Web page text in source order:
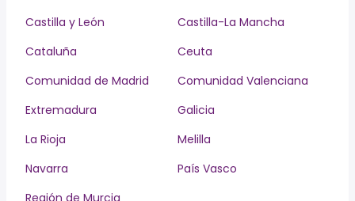
Castilla y León
Castilla-La Mancha
Cataluña
Ceuta
Comunidad de Madrid
Comunidad Valenciana
Extremadura
Galicia
La Rioja
Melilla
Navarra
País Vasco
Región de Murcia